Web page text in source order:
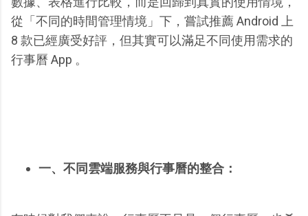
從「不同的時間管理情境」下，嘗試推薦 Android 上
8 款已經廣受好評，但其實可以滿足不同使用需求的
行事曆 App 。
一、不同雲端服務與行事曆的整合：